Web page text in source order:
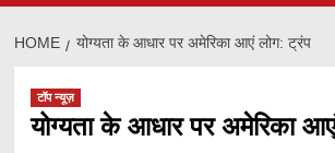
HOME योग्यता के आधार पर अमेरिका आएं लोग: ट्रंप
टॉप न्यूज़
योग्यता के आधार पर अमेरिका